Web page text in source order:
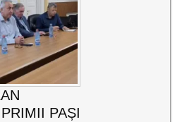
PAȘI